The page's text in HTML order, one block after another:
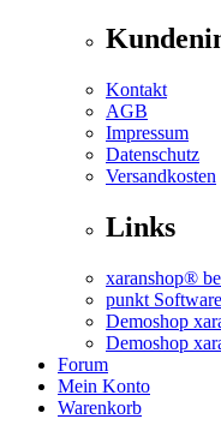
Kontakt
AGB
Impressum
Datenschutz
Versandkosten
Links
xaranshop®
punkt
Demoshop
Demoshop
Forum
Mein Konto
Warenkorb